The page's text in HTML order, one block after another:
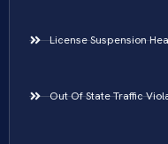
License Suspension
Out Of State Traffic